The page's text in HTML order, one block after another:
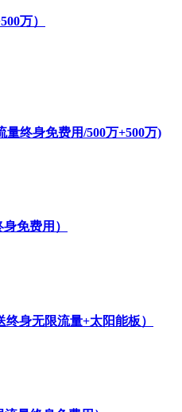
万）
终身免费用/500万+500万)
免费用）
身无限流量+太阳能板）